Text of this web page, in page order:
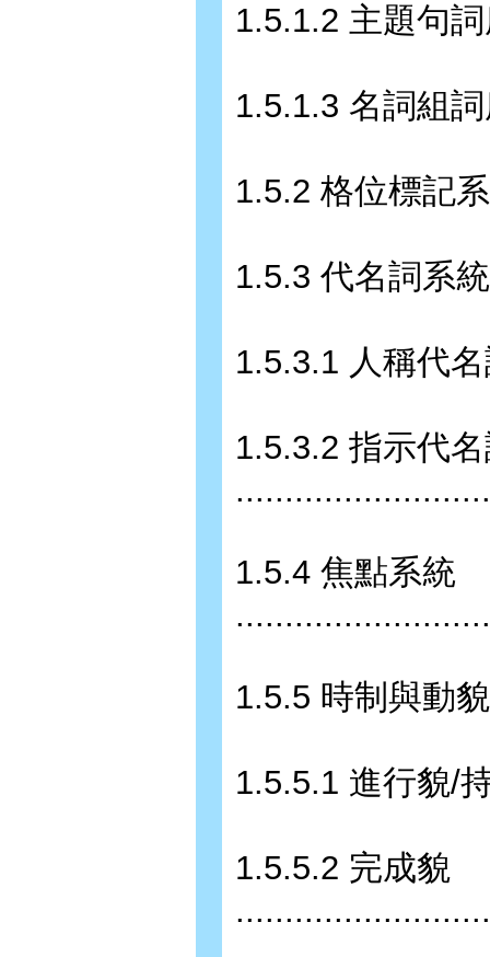
1.5.1.2 主題句
1.5.1.3 名詞組
1.5.2 格位標記
1.5.3 代名詞系
1.5.3.1 人稱代
1.5.3.2 指示代
1.5.4 焦點系統
1.5.5 時制與動
1.5.5.1 進行貌/
1.5.5.2 完成貌